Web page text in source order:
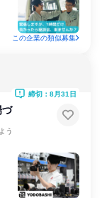
この企業の類似募集
う
締切：8月31日